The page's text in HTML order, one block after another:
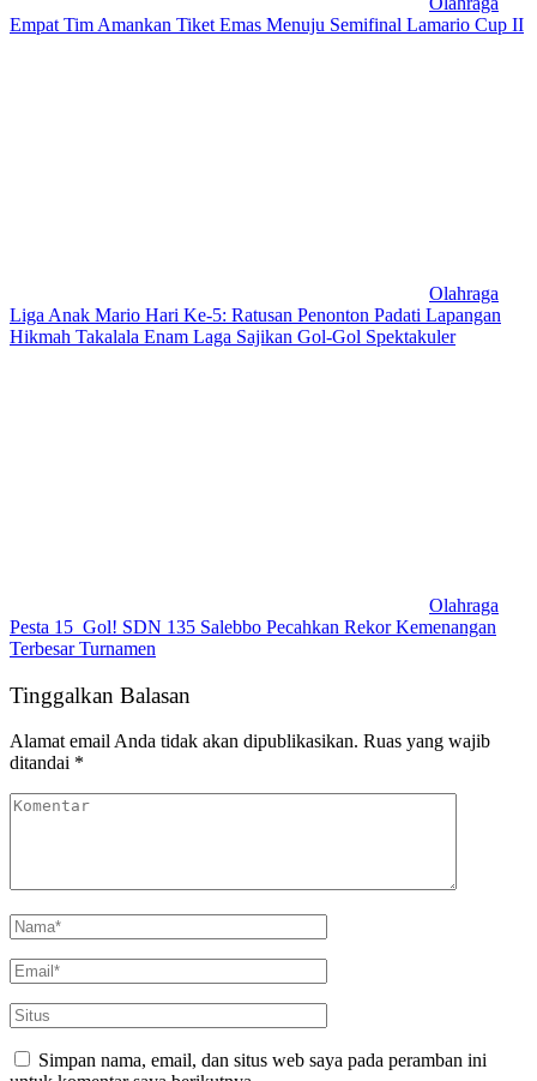
Empat Tim Amankan Tiket Emas Menuju Semifinal Lamario Cup II
Olahraga
Liga Anak Mario Hari Ke-5: Ratusan Penonton Padati Lapangan
Hikmah Takalala Enam Laga Sajikan Gol-Gol Spektakuler
Olahraga
Pesta 15 Gol! SDN 135 Salebbo Pecahkan Rekor Kemenangan
Terbesar Turnamen
Tinggalkan Balasan
Alamat email Anda tidak akan dipublikasikan. Ruas yang wajib
ditandai *
Simpan nama, email, dan situs web saya pada peramban ini